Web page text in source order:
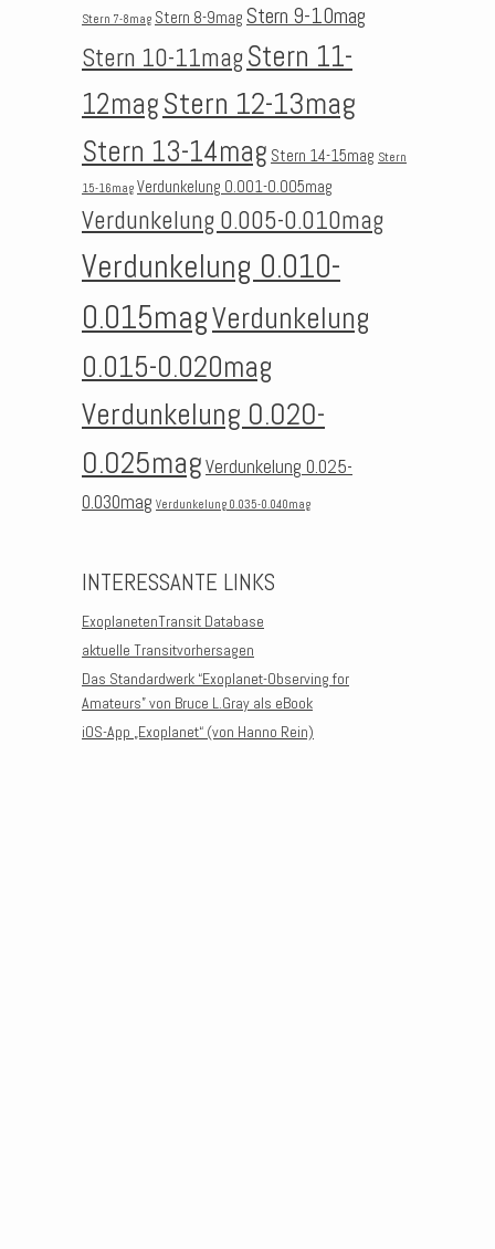
Stern 7-8mag Stern 8-9mag Stern 9-10mag
Stern 10-11mag Stern 11-
12magStern 12-13mag
Stern 13-14mag Stern 14-15mag Stern
15-16mag Verdunkelung 0.001-0.005mag
Verdunkelung 0.005-0.010mag
Verdunkelung 0.010-
0.015magVerdunkelung
0.015-0.020mag
Verdunkelung 0.020-
0.025magVerdunkelung 0.025-
0.030mag Verdunkelung 0.035-0.040mag
INTERESSANTE LINKS
ExoplanetenTransit Database
aktuelle Transitvorhersagen
Das Standardwerk “Exoplanet-Observing for
Amateurs” von Bruce L.Gray als eBook
iOS-App „Exoplanet“ (von Hanno Rein)